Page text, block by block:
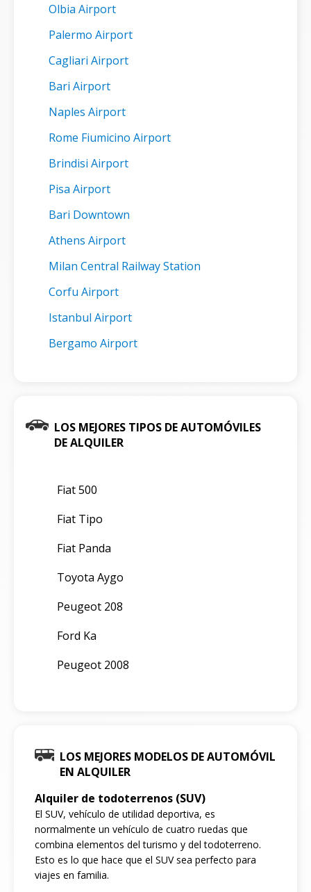
Olbia Airport
Palermo Airport
Cagliari Airport
Bari Airport
Naples Airport
Rome Fiumicino Airport
Brindisi Airport
Pisa Airport
Bari Downtown
Athens Airport
Milan Central Railway Station
Corfu Airport
Istanbul Airport
Bergamo Airport
LOS MEJORES TIPOS DE AUTOMÓVILES
DE ALQUILER
Fiat 500
Fiat Tipo
Fiat Panda
Toyota Aygo
Peugeot 208
Ford Ka
Peugeot 2008
LOS MEJORES MODELOS DE AUTOMÓVIL
EN ALQUILER
Alquiler de todoterrenos (SUV)
El SUV, vehículo de utilidad deportiva, es
normalmente un vehículo de cuatro ruedas que
combina elementos del turismo y del todoterreno.
Esto es lo que hace que el SUV sea perfecto para
viajes en familia.